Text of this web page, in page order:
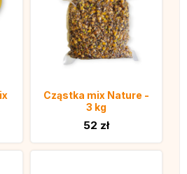
Cząstka mix Nature -
3 kg
52 zł